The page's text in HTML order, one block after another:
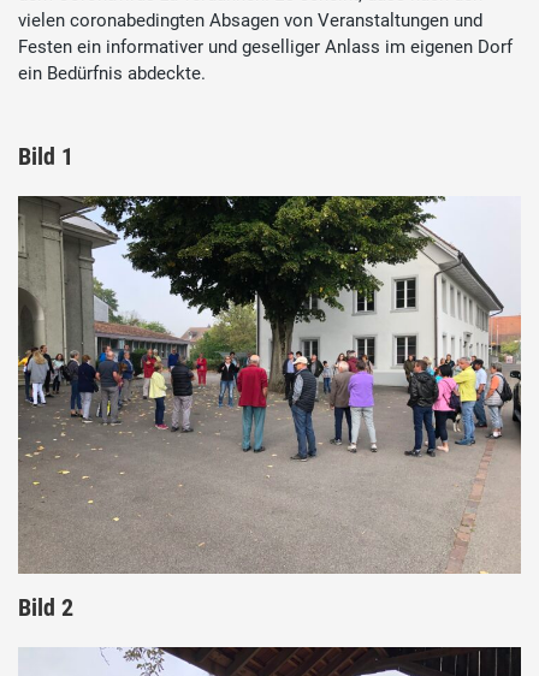
vielen coronabedingten Absagen von Veranstaltungen und
Festen ein informativer und geselliger Anlass im eigenen Dorf
ein Bedürfnis abdeckte.
Bild 1
Bild 2